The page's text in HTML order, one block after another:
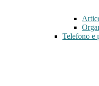
Telefono e